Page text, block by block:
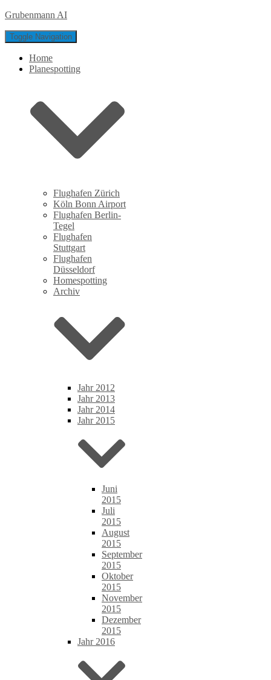
Grubenmann AI
Toggle Navigation
Home
Planespotting
Flughafen Zürich
Köln Bonn Airport
Flughafen Berlin-
Tegel
Flughafen
Stuttgart
Flughafen
Düsseldorf
Homespotting
Archiv
Jahr 2012
Jahr 2013
Jahr 2014
Jahr 2015
Juni
2015
Juli
2015
August
2015
September
2015
Oktober
2015
November
2015
Dezember
2015
Jahr 2016